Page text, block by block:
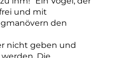
und mit
den
nicht geben und